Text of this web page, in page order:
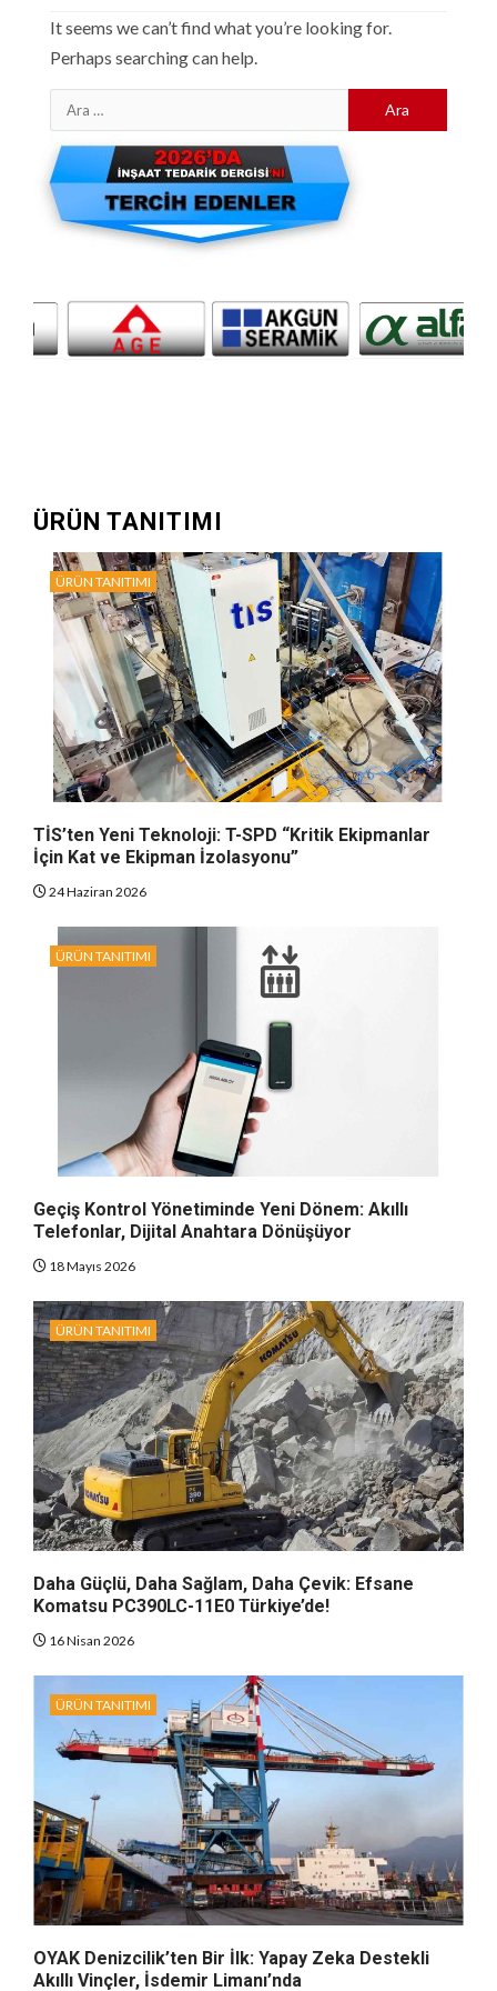
It seems we can’t find what you’re looking for.
Perhaps searching can help.
Arama:
ÜRÜN TANITIMI
ÜRÜN TANITIMI
TİS’ten Yeni Teknoloji: T-SPD “Kritik Ekipmanlar
İçin Kat ve Ekipman İzolasyonu”
24 Haziran 2026
ÜRÜN TANITIMI
Geçiş Kontrol Yönetiminde Yeni Dönem: Akıllı
Telefonlar, Dijital Anahtara Dönüşüyor
18 Mayıs 2026
ÜRÜN TANITIMI
Daha Güçlü, Daha Sağlam, Daha Çevik: Efsane
Komatsu PC390LC-11E0 Türkiye’de!
16 Nisan 2026
ÜRÜN TANITIMI
OYAK Denizcilik’ten Bir İlk: Yapay Zeka Destekli
Akıllı Vinçler, İsdemir Limanı’nda